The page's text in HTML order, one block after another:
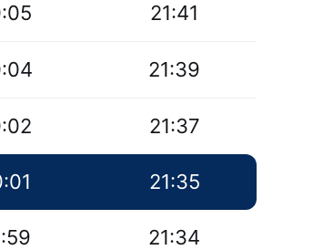
21:41
21:39
21:37
21:35
21:34